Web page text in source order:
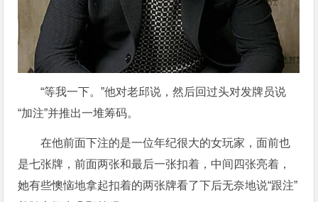
“等我一下。”他对老邱说，然后回过头对发牌员说
“加注”并推出一堆筹码。
在他前面下注的是一位年纪很大的女玩家，面前也
是七张牌，前面两张和最后一张扣着，中间四张亮着，
她有些懊恼地拿起扣着的两张牌看了下后无奈地说“跟注”